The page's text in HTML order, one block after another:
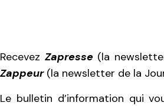
Recevez Zapresse(la
Zappeur(la newsletter de la
Le bulletin d’information qui